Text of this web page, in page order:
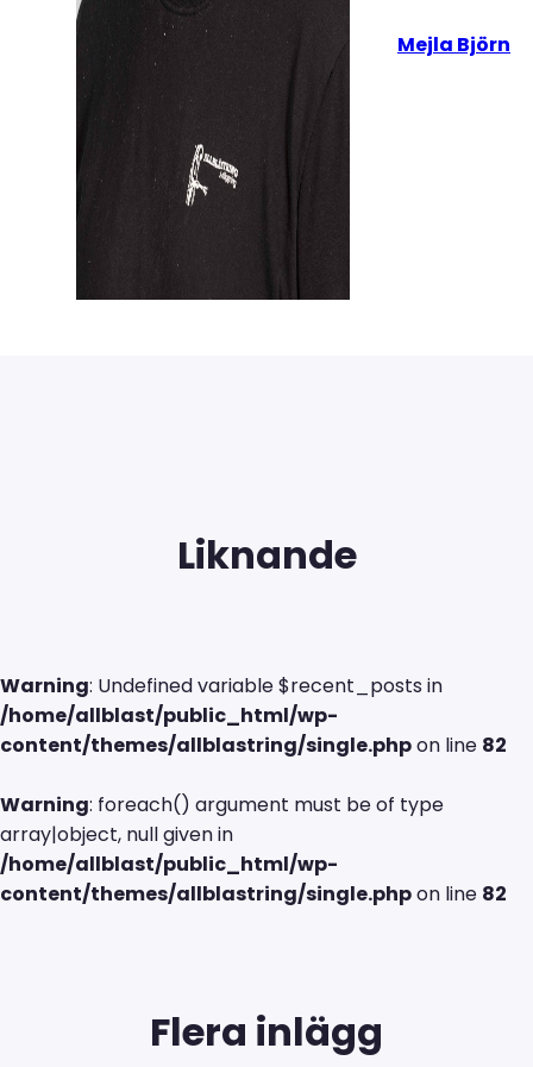
Mejla Björn
Liknande
Warning: Undefined variable $recent_posts in
/home/allblast/public_html/wp-
content/themes/allblastring/single.phpon line 82
Warning: foreach() argument must be of type
array|object, null given in
/home/allblast/public_html/wp-
content/themes/allblastring/single.phpon line 82
Flera inlägg